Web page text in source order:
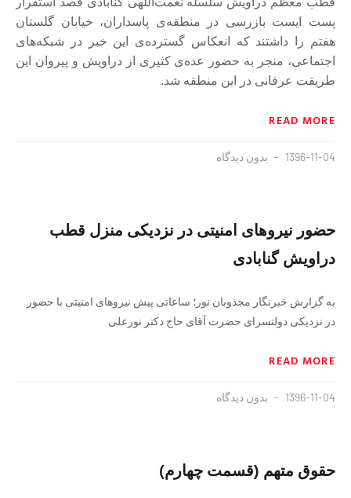
پست ایست بازرسی در منطقه‌ی پاسداران، خیابان گلستان
هفتم را داشتند که انعکاس گسترده‌ی این خبر در شبکه‌های
اجتماعی، منجر به حضور عده‌ی کثیری از دراویش و پیروان این
طریقت عرفانی در این منطقه شد.
READ MORE
1396-11-04 بدون دیدگاه
حضور نیروهای امنیتی در نزدیکی منزل قطب
دراویش گنابادی
به گزارش خبرنگار مجذوبان نور؛ ساعاتی پیش نیروهای امنیتی با حضور
در نزدیکی دولتسرای حضرت آقای حاج دکتر نورعلی
READ MORE
1396-11-04 بدون دیدگاه
حقوق متهم (قسمت چهارم)